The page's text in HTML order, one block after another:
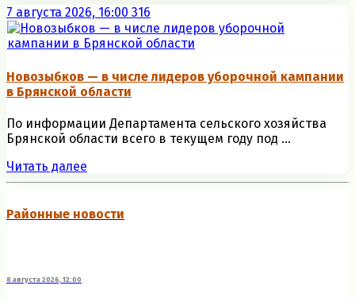
7 августа 2026, 16:00 316
Новозыбков — в числе лидеров уборочной кампании
в Брянской области
По информации Департамента сельского хозяйства
Брянской области всего в текущем году под ...
Читать далее
Районные новости
8 августа 2026, 12:00